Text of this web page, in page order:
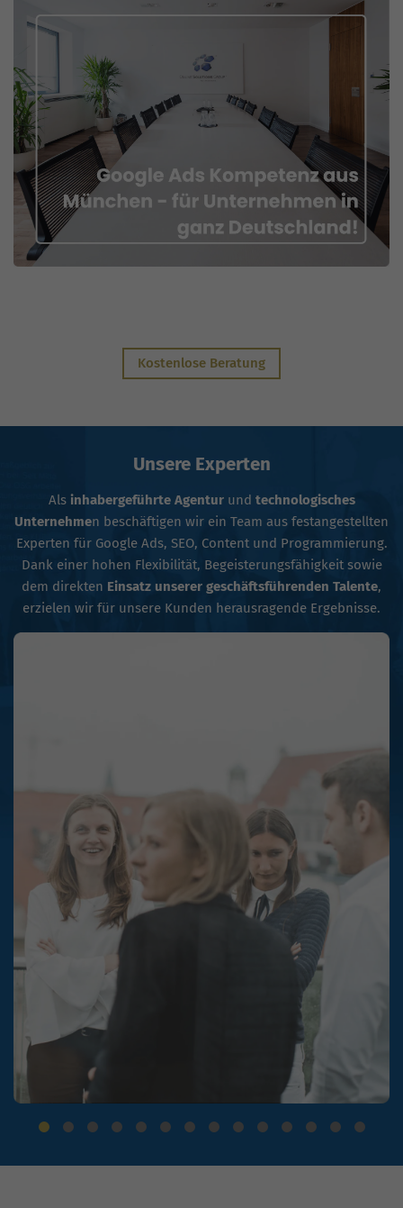
Kostenlose Beratung
Unsere Experten
Alsinhabergeführte Agenturund technologisches
Unternehmen beschäftigen wir ein Team aus festangestellten
Experten für Google Ads, SEO, Content und Programmierung.
Dank einer hohen Flexibilität, Begeisterungsfähigkeit sowie
dem direkten Einsatz unserer geschäftsführenden Talente,
erzielen wir für unsere Kunden herausragende Ergebnisse.